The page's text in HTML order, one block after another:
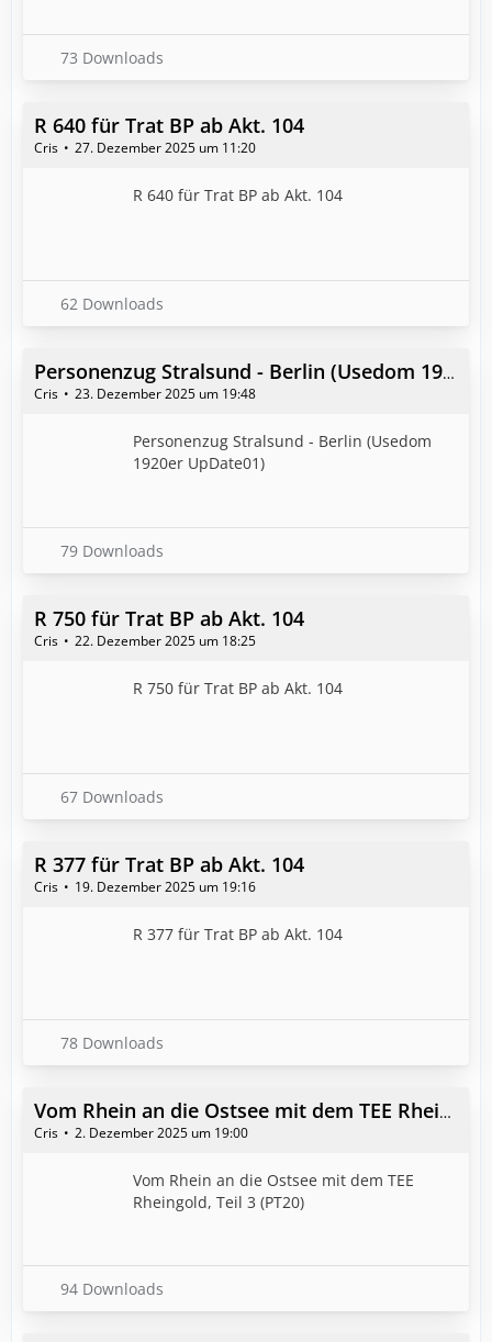
73 Downloads
R 640 für Trat BP ab Akt. 104
Cris 27. Dezember 2025 um 11:20
R 640 für Trat BP ab Akt. 104
62 Downloads
Personenzug Stralsund - Berlin (Usedom 1920er UpDate01)
Cris 23. Dezember 2025 um 19:48
Personenzug Stralsund - Berlin (Usedom
1920er UpDate01)
79 Downloads
R 750 für Trat BP ab Akt. 104
Cris 22. Dezember 2025 um 18:25
R 750 für Trat BP ab Akt. 104
67 Downloads
R 377 für Trat BP ab Akt. 104
Cris 19. Dezember 2025 um 19:16
R 377 für Trat BP ab Akt. 104
78 Downloads
Vom Rhein an die Ostsee mit dem TEE Rheingold, Teil 3 (PT20)
Cris 2. Dezember 2025 um 19:00
Vom Rhein an die Ostsee mit dem TEE
Rheingold, Teil 3 (PT20)
94 Downloads